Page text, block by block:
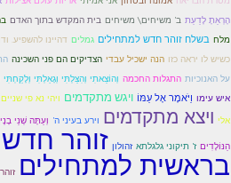
הָרְאֵתָ לָדַעַת ב' משיחים\ משיחים בית המקדש בתוך האדם
מלח בשלח זוהר חדש למתחילים גמלים דהיינו להשפיע.
כשיש לו יראה כזו הנה ישכיל עבדי הצדיקים הם פני השכינה
על האנוכיות התגלות החכמה וְהוֹצֵאתִי וְהִצַּלְתִּי וְגָאַלְתִּי וְלָקַחְתִּי
איש עימו וַיֹּאמֶר אֶל עַמּוֹ ויגש מתקדמים ויהי נא פי
אלי ויצא מתקדמים וירע בעיני ה' וְעַתָּה שְׁנֵי
הַנּוֹלָדִים ז' תיקוני גלגלתא זהולון זוהר
בראשית למתחילים